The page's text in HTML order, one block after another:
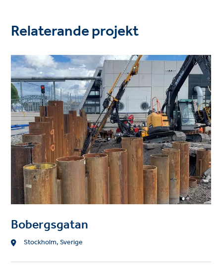
Relaterande projekt
Project
image
Bobergsgatan
Location
Stockholm, Sverige